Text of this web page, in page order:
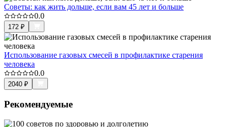
Советы: как жить дольше, если вам 45 лет и больше
0.0
172 ₽
Использование газовых смесей в профилактике старения
человека
0.0
2040 ₽
Рекомендуемые